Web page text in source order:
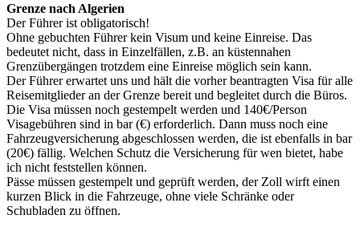
Grenze nach Algerien
Der Führer ist obligatorisch!
Ohne gebuchten Führer kein Visum und keine Einreise. Das
bedeutet nicht, dass in Einzelfällen, z.B. an küstennahen
Grenzübergängen trotzdem eine Einreise möglich sein kann.
Der Führer erwartet uns und hält die vorher beantragten Visa für alle
Reisemitglieder an der Grenze bereit und begleitet durch die Büros.
Die Visa müssen noch gestempelt werden und 140€/Person
Visagebühren sind in bar (€) erforderlich. Dann muss noch eine
Fahrzeugversicherung abgeschlossen werden, die ist ebenfalls in bar
(20€) fällig. Welchen Schutz die Versicherung für wen bietet, habe
ich nicht feststellen können.
Pässe müssen gestempelt und geprüft werden, der Zoll wirft einen
kurzen Blick in die Fahrzeuge, ohne viele Schränke oder
Schubladen zu öffnen.